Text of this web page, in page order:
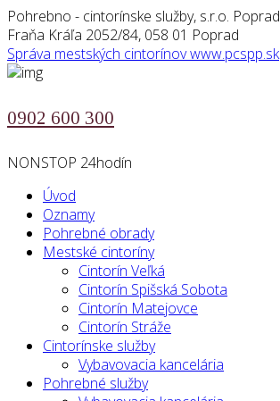
Pohrebno - cintorínske služby, s.r.o. Poprad
Fraňa Kráľa 2052/84, 058 01 Poprad
Správa mestských cintorínovwww.pcspp.sk
0902 600 300
NONSTOP 24hodín
Úvod
Oznamy
Pohrebné obrady
Mestské cintoríny
Cintorín Veľká
Cintorín Spišská Sobota
Cintorín Matejovce
Cintorín Stráže
Cintorínske služby
Vybavovacia kancelária
Pohrebné služby